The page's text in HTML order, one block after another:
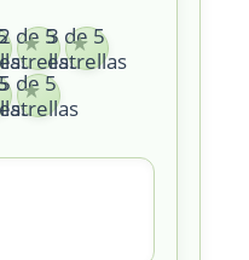
de 53 de 5
estrellas
de 5